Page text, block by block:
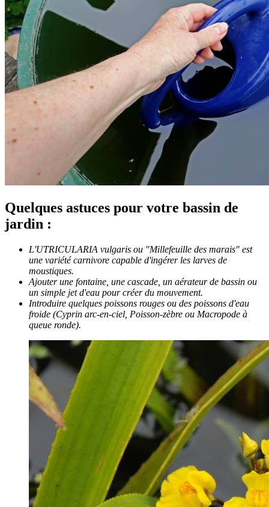
Quelques astuces pour votre bassin de
jardin :
L'UTRICULARIA vulgaris ou "Millefeuille des marais" est
une variété carnivore capable d'ingérer les larves de
moustiques.
Ajouter une fontaine, une cascade, un aérateur de bassin ou
un simple jet d'eau pour créer du mouvement.
Introduire quelques poissons rouges ou des poissons d'eau
froide (Cyprin arc-en-ciel, Poisson-zèbre ou Macropode à
queue ronde).